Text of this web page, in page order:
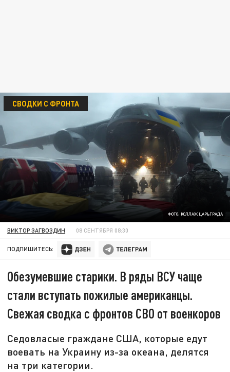
ФОТО: КОЛЛАЖ ЦАРЬГРАДА
СВОДКИ С ФРОНТА
ВИКТОР ЗАГВОЗДИН 08 СЕНТЯБРЯ 08:30
ПОДПИШИТЕСЬ:
Обезумевшие старики. В ряды ВСУ чаще
стали вступать пожилые американцы.
Свежая сводка с фронтов СВО от военкоров
Седовласые граждане США, которые едут
воевать на Украину из-за океана, делятся
на три категории.